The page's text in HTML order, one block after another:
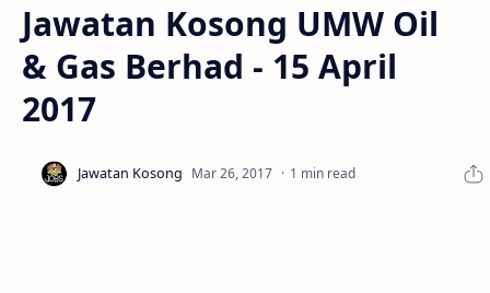
Jawatan Kosong UMW Oil
& Gas Berhad - 15 April
2017
1 min read